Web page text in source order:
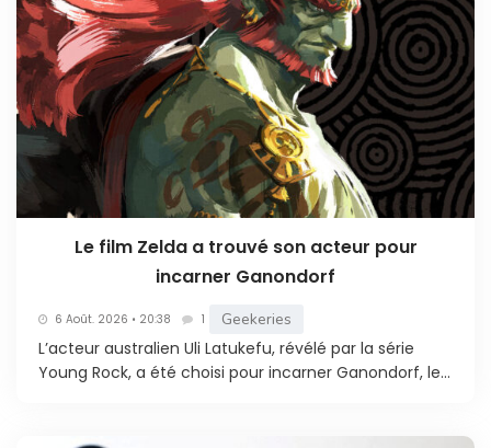
Le film Zelda a trouvé son acteur pour
incarner Ganondorf
6 Août. 2026 • 20:38 1 Geekeries
L’acteur australien Uli Latukefu, révélé par la série
Young Rock, a été choisi pour incarner Ganondorf, le...